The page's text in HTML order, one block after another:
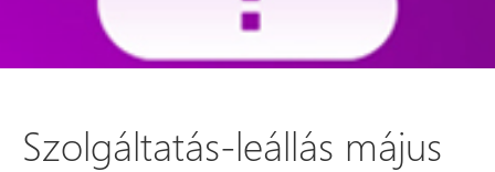
Szolgáltatás-leállás május